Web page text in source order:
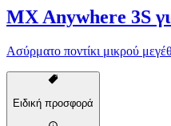
MX Anywhere 3S
Ασύρματο ποντίκι μικρού
Ειδική προσφορά